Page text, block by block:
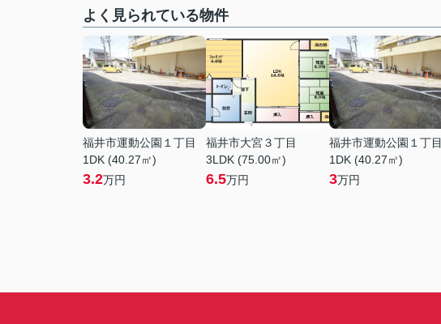
よく見られている物件
福井市運動公園１丁目
1DK (40.27㎡)
3.2万円
福井市大宮３丁目
3LDK (75.00㎡)
6.5万円
福井市運動公園１丁目
1DK (40.27㎡)
3万円